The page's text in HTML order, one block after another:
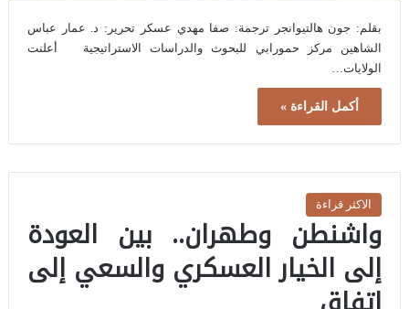
بقلم: جون هالتيوانجر ترجمة: صفا مهدي عسكر تحرير: د. عمار عباس
الشاهين مركز حمورابي للبحوث والدراسات الاستراتيجية أعلنت
الولايات…
أكمل القراءة »
الاكثر قراءة
واشنطن وطهران.. بين العودة
إلى الخيار العسكري والسعي إلى